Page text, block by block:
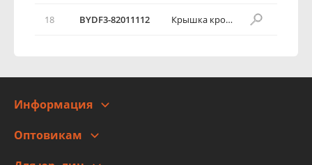
18 BYDF3-82011112 Крышка кронштейна
Информация
Адреса
Оптовикам